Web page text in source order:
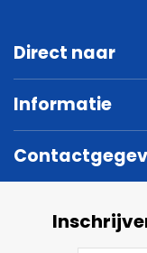
Direct naar
Informatie